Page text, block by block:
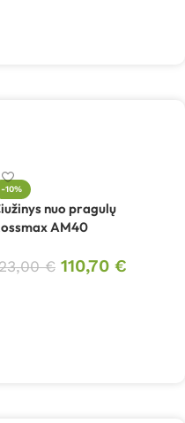
-10%
nuo pragulų
AM40
€ 110,70 €